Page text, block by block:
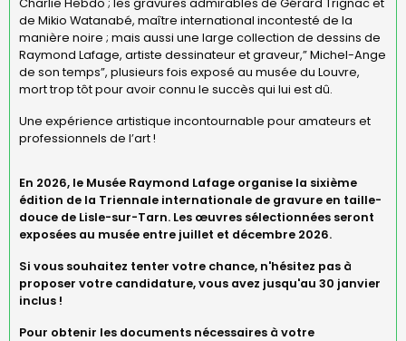
Charlie Hebdo ; les gravures admirables de Gérard Trignac et
de Mikio Watanabé, maître international incontesté de la
manière noire ; mais aussi une large collection de dessins de
Raymond Lafage, artiste dessinateur et graveur,” Michel-Ange
de son temps”, plusieurs fois exposé au musée du Louvre,
mort trop tôt pour avoir connu le succès qui lui est dû.
Une expérience artistique incontournable pour amateurs et
professionnels de l’art !
En 2026, le Musée Raymond Lafage organise la sixième
édition de la Triennale internationale de gravure en taille-
douce de Lisle-sur-Tarn. Les œuvres sélectionnées seront
exposées au musée entre juillet et décembre 2026.
Si vous souhaitez tenter votre chance, n'hésitez pas à
proposer votre candidature,vous avez jusqu'au 30 janvier
inclus !
Pour obtenir les documents nécessaires à votre